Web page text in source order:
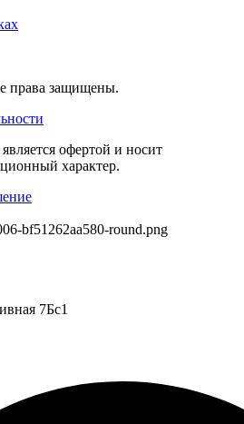
права защищены.
офертой и носит
характер.
7Бс1